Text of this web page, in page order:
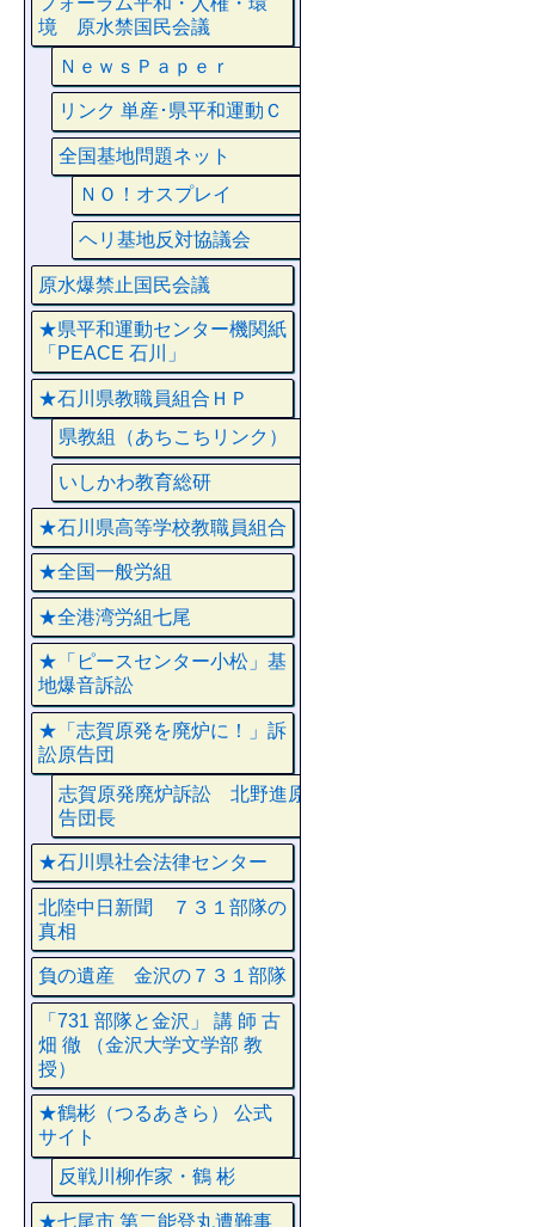
境 原水禁国民会議
ＮｅｗｓＰａｐｅｒ
リンク 単産･県平和運動Ｃ
全国基地問題ネット
ＮＯ！オスプレイ
ヘリ基地反対協議会
原水爆禁止国民会議
★県平和運動センター機関紙
「PEACE 石川」
★石川県教職員組合ＨＰ
県教組（あちこちリンク）
いしかわ教育総研
★石川県高等学校教職員組合
★全国一般労組
★全港湾労組七尾
★「ピースセンター小松」基
地爆音訴訟
★「志賀原発を廃炉に！」訴
訟原告団
志賀原発廃炉訴訟 北野進原
告団長
★石川県社会法律センター
北陸中日新聞 ７３１部隊の
真相
負の遺産 金沢の７３１部隊
「731 部隊と金沢」 講 師 古
畑 徹 （金沢大学文学部 教
授）
★鶴彬（つるあきら） 公式
サイト
反戦川柳作家・鶴 彬
★七尾市 第二能登丸遭難事